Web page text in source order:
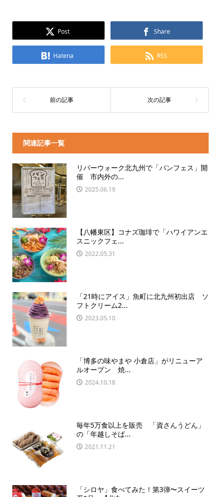
Post Share
Hatena RSS
関連記事一覧
リバーウォーク北九州で「パンフェス」開
催 市内外の...
2025.06.19
【八幡東区】コナズ珈琲で「ハワイアンエ
スニックフェ...
2022.05.31
「21時にアイス」魚町に北九州初出店 ソ
フトクリーム2...
2023.05.10
「博多の味やまや 小倉店」がリニューア
ルオープン 焼...
2024.10.18
毎年5万食以上を販売 「資さんうどん」
の「年越しそば...
2021.11.21
「シロヤ」食べてみた！第3弾〜スイーツ